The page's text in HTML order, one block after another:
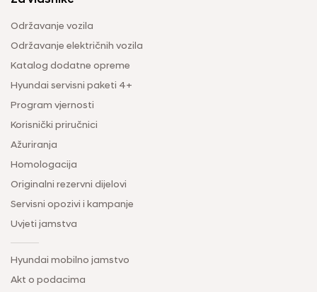
Održavanje vozila
Održavanje električnih vozila
Katalog dodatne opreme
Hyundai servisni paketi 4+
Program vjernosti
Korisnički priručnici
Ažuriranja
Homologacija
Originalni rezervni dijelovi
Servisni opozivi i kampanje
Uvjeti jamstva
Hyundai mobilno jamstvo
Akt o podacima